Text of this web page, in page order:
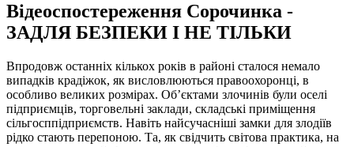
Відеоспостереження Сорочинка -
ЗАДЛЯ БЕЗПЕКИ І НЕ ТІЛЬКИ
Впродовж останніх кількох років в районі сталося немало
випадків крадіжок, як висловлюються правоохоронці, в
особливо великих розмірах. Об’єктами злочинів були оселі
підприємців, торговельні заклади, складські приміщення
сільгосппідприємств. Навіть найсучасніші замки для злодіїв
рідко стають перепоною. Та, як свідчить світова практика, на